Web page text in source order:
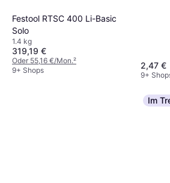
Festool RTSC 400 Li-Basic
Solo
1.4 kg
319,19 €
Oder 55,16 €/Mon.²
9+ Shops
2,47 €
9+
Im